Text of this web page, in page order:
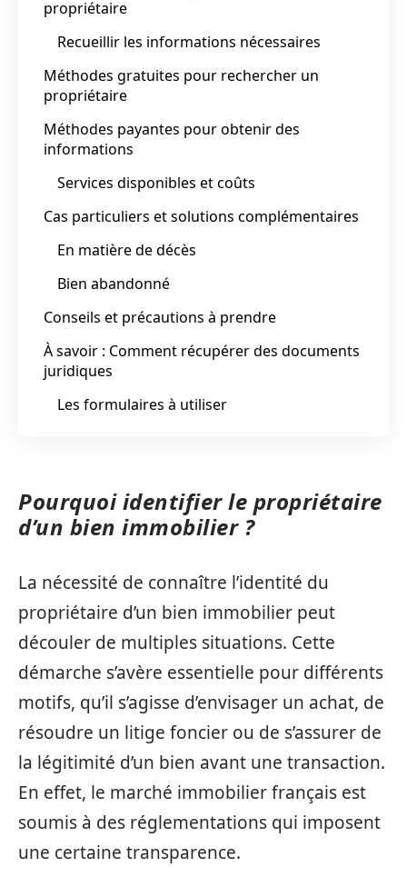
propriétaire
Recueillir les informations nécessaires
Méthodes gratuites pour rechercher un
propriétaire
Méthodes payantes pour obtenir des
informations
Services disponibles et coûts
Cas particuliers et solutions complémentaires
En matière de décès
Bien abandonné
Conseils et précautions à prendre
À savoir : Comment récupérer des documents
juridiques
Les formulaires à utiliser
Pourquoi identifier le propriétaire
d’un bien immobilier ?
La nécessité de connaître l’identité du
propriétaire d’un bien immobilier peut
découler de multiples situations. Cette
démarche s’avère essentielle pour différents
motifs, qu’il s’agisse d’envisager un achat, de
résoudre un litige foncier ou de s’assurer de
la légitimité d’un bien avant une transaction.
En effet, le marché immobilier français est
soumis à des réglementations qui imposent
une certaine transparence.